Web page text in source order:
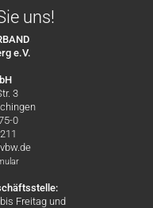
uns!
e.V.
3
0
Freitag und